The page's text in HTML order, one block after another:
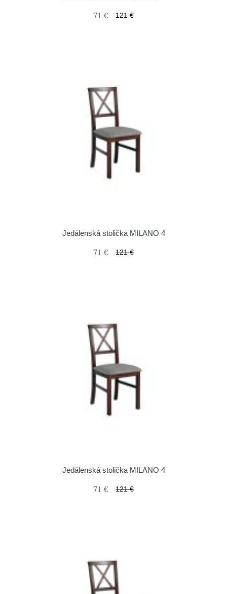
71 € 121 €
Jedálenská stolička MILANO 4
71 € 121 €
Jedálenská stolička MILANO 4
71 € 121 €